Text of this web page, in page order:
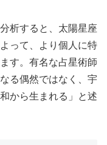
析すると、太陽星座
って、より個人に特
す。有名な占星術師
る偶然ではなく、宇
から生まれる」と述